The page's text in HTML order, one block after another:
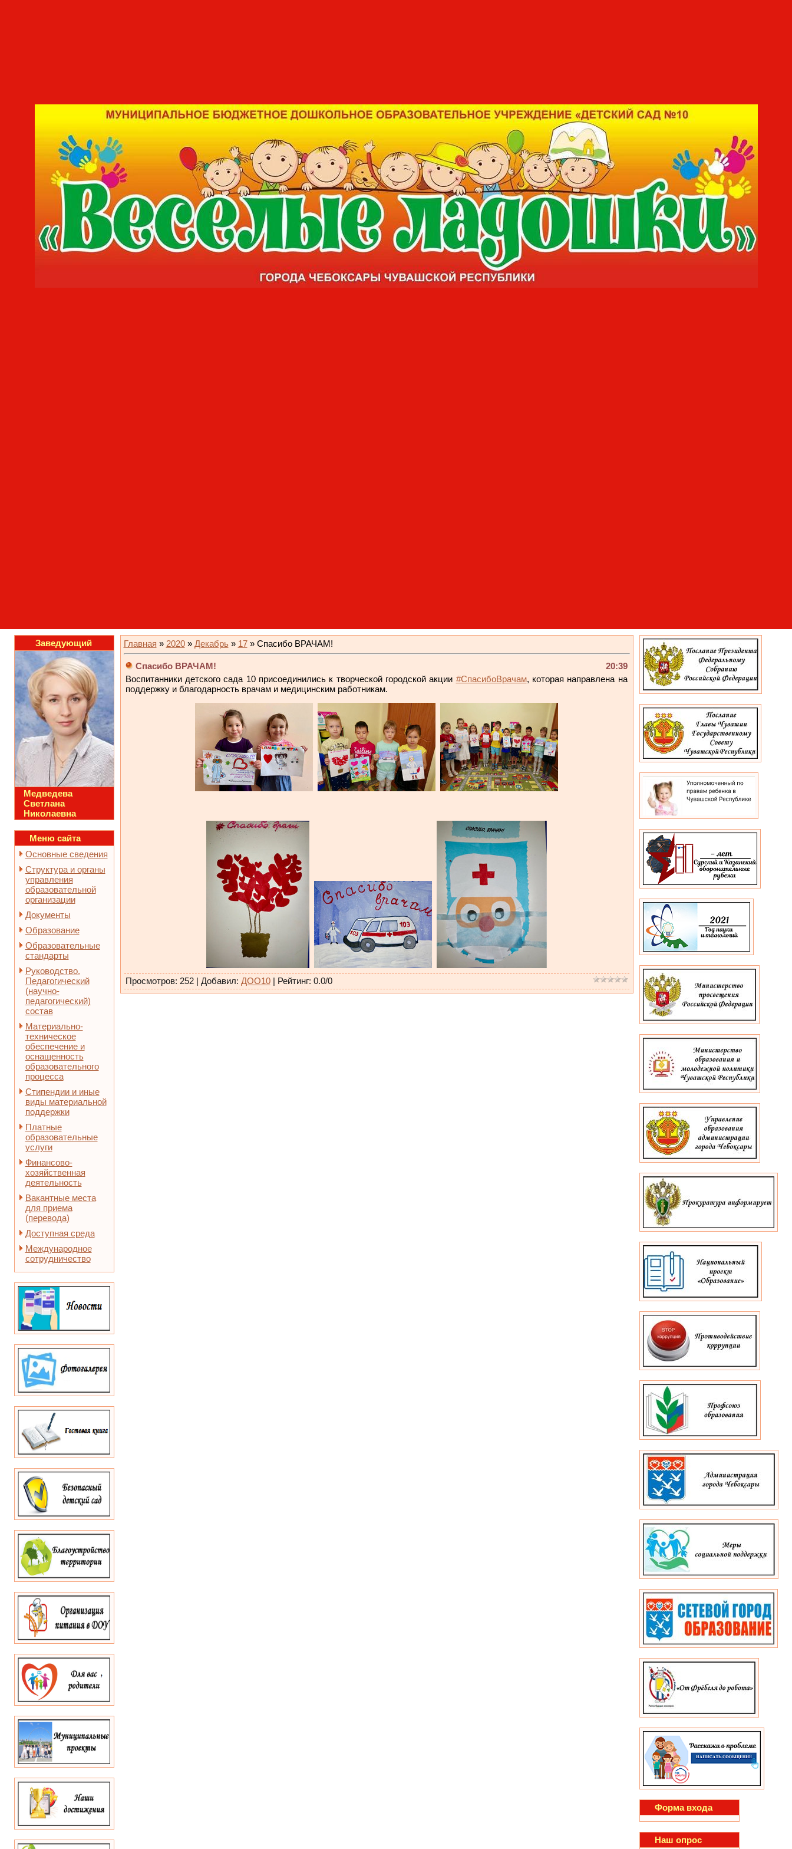
Заведующий
Медведева
Светлана
Николаевна
Меню сайта
Основные сведения
Структура и органы
управления
образовательной
организации
Документы
Образование
Образовательные
стандарты
Руководство.
Педагогический
(научно-
педагогический)
состав
Материально-
техническое
обеспечение и
оснащенность
образовательного
процесса
Стипендии и иные
виды материальной
поддержки
Платные
образовательные
услуги
Финансово-
хозяйственная
деятельность
Вакантные места
для приема
(перевода)
Доступная среда
Международное
сотрудничество
Главная » 2020 » Декабрь » 17» Спасибо ВРАЧАМ!
20:39
Спасибо ВРАЧАМ!
Воспитанники детского сада 10 присоединились к творческой городской акции #CпасибоВрачам, которая направлена на
поддержку и благодарность врачам и медицинским работникам.
Просмотров: 252| Добавил: ДОО10 | Рейтинг: 0.0/0
Форма входа
Наш опрос